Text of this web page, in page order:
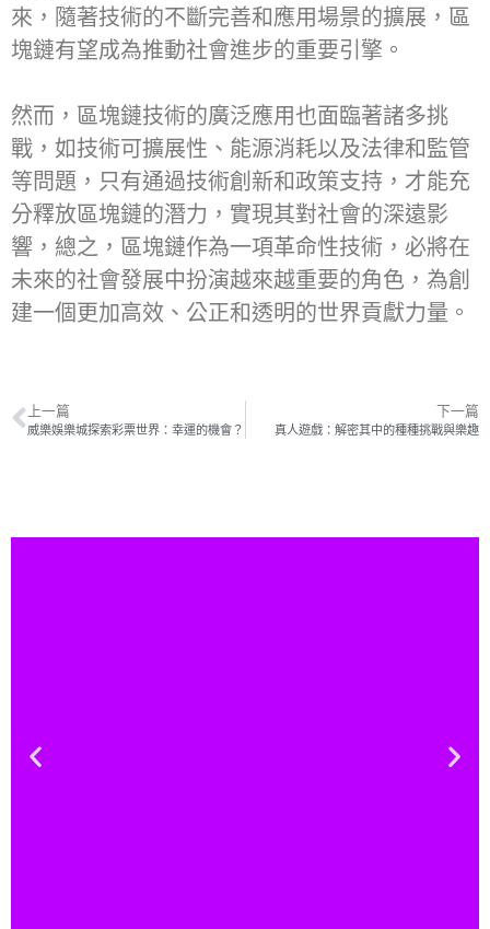
來，隨著技術的不斷完善和應用場景的擴展，區
塊鏈有望成為推動社會進步的重要引擎。
然而，區塊鏈技術的廣泛應用也面臨著諸多挑
戰，如技術可擴展性、能源消耗以及法律和監管
等問題，只有通過技術創新和政策支持，才能充
分釋放區塊鏈的潛力，實現其對社會的深遠影
響，總之，區塊鏈作為一項革命性技術，必將在
未來的社會發展中扮演越來越重要的角色，為創
建一個更加高效、公正和透明的世界貢獻力量。
上一篇
威樂娛樂城探索彩票世界：幸運的機會？
下一篇
真人遊戲：解密其中的種種挑戰與樂趣